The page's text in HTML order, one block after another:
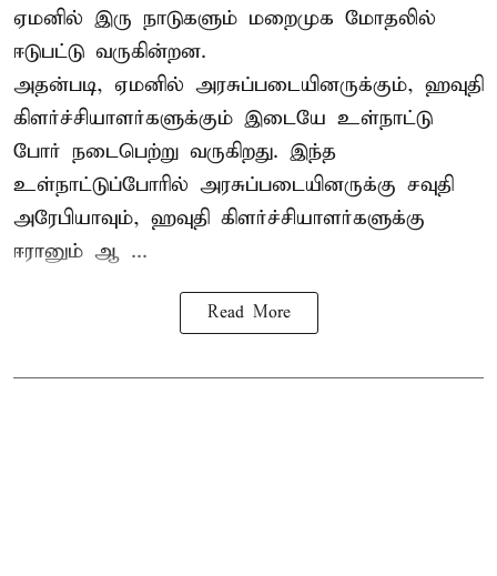
ஏமனில் இரு நாடுகளும் மறைமுக மோதலில்
ஈடுபட்டு வருகின்றன.
அதன்படி, ஏமனில் அரசுப்படையினருக்கும், ஹவுதி
கிளர்ச்சியாளர்களுக்கும் இடையே உள்நாட்டு
போர் நடைபெற்று வருகிறது. இந்த
உள்நாட்டுப்போரில் அரசுப்படையினருக்கு சவுதி
அரேபியாவும், ஹவுதி கிளர்ச்சியாளர்களுக்கு
ஈரானும் ஆ ...
Read More